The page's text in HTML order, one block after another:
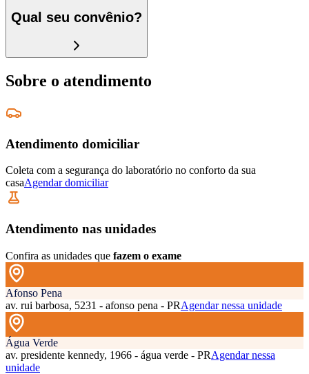
Qual seu convênio?
Sobre o atendimento
Atendimento domiciliar
Coleta com a segurança do laboratório no conforto da sua
casaAgendar domiciliar
Atendimento nas unidades
Confira as unidades que fazem o exame
Afonso Pena
av. rui barbosa, 5231 - afonso pena - PRAgendar nessa unidade
Água Verde
av. presidente kennedy, 1966 - água verde - PRAgendar nessa
unidade